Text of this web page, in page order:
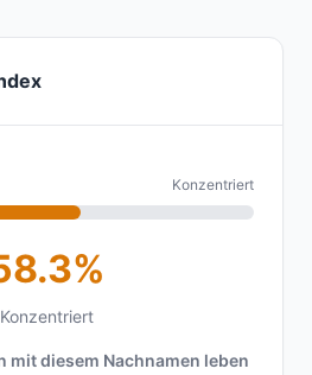
Konzentriert
Konzentriert
mit diesem Nachnamen leben